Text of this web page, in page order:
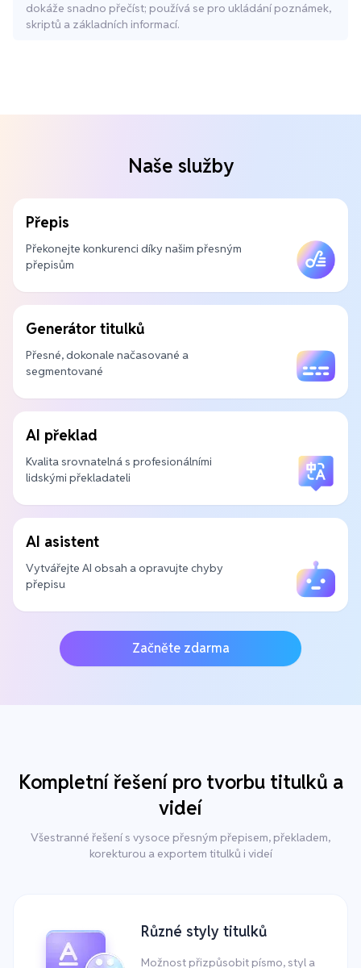
dokáže snadno přečíst; používá se pro ukládání poznámek,
skriptů a základních informací.
Naše služby
Přepis
Překonejte konkurenci díky našim přesným
přepisům
Generátor titulků
Přesné, dokonale načasované a
segmentované
AI překlad
Kvalita srovnatelná s profesionálními
lidskými překladateli
AI asistent
Vytvářejte AI obsah a opravujte chyby
přepisu
Začněte zdarma
Kompletní řešení pro tvorbu titulků a
videí
Všestranné řešení s vysoce přesným přepisem, překladem,
korekturou a exportem titulků i videí
Různé styly titulků
Možnost přizpůsobit písmo, styl a